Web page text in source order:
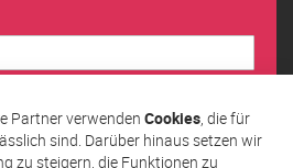
Abonnieren
Partner verwenden Cookies, die für
sind. Darüber hinaus setzen wir
zu steigern, die Funktionen zu